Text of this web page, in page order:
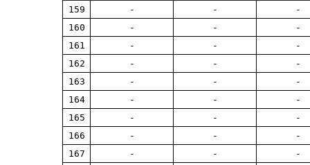
159
- -
-
160
- -
-
161
- -
-
162
- -
-
163
- -
-
164
- -
-
165
- -
-
166
- -
-
167
- -
-